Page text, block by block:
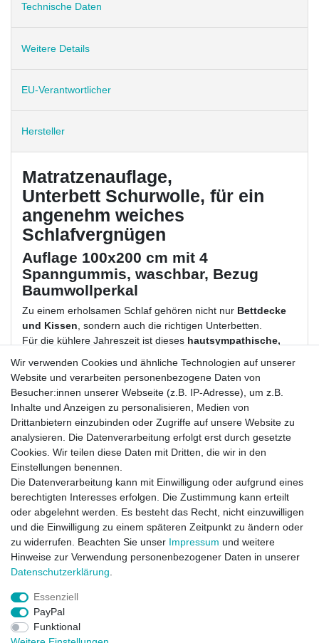
Technische Daten
Weitere Details
EU-Verantwortlicher
Hersteller
Matratzenauflage,
Unterbett Schurwolle, für ein
angenehm weiches
Schlafvergnügen
Auflage 100x200 cm mit 4
Spanngummis, waschbar, Bezug
Baumwollperkal
Zu einem erholsamen Schlaf gehören nicht nur Bettdecke
und Kissen, sondern auch die richtigen Unterbetten.
Für die kühlere Jahreszeit ist dieses hautsympathische,
Schurwolle
, die sich für den Einsatz als
bestens eignet, gerade aufgrund ihrer hohen
Feuchtigkeitsaufnahme und wärmenden Eigenschaften.
bietet diese Auflage
sicheren Halt auf der Matratze.
Alle Unterbetten und Bettwaren in unserem Sortiment sind
natürlich "Made in Germany".
Hochwertige Atelierfertigung
Maße:100 x 200 cm
Material:Bezug 100 %Baumwollperkal weiß
Füllung:100 %Schurwolle
Gewicht:ca. 650 Gramm /m²
Wir verwenden Cookies und ähnliche Technologien auf unserer
Website und verarbeiten personenbezogene Daten von
Besucher:innen unserer Webseite (z.B. IP-Adresse), um z.B.
Inhalte und Anzeigen zu personalisieren, Medien von
Drittanbietern einzubinden oder Zugriffe auf unsere Website zu
analysieren. Die Datenverarbeitung erfolgt erst durch gesetzte
Cookies. Wir teilen diese Daten mit Dritten, die wir in den
Einstellungen benennen.
Die Datenverarbeitung kann mit Einwilligung oder aufgrund eines
berechtigten Interesses erfolgen. Die Zustimmung kann erteilt
oder abgelehnt werden. Es besteht das Recht, nicht einzuwilligen
und die Einwilligung zu einem späteren Zeitpunkt zu ändern oder
zu widerrufen. Beachten Sie unser Impressum und weitere
Hinweise zur Verwendung personenbezogener Daten in unserer
Daten­schutz­erklärung
Essenziell
PayPal
Funktional